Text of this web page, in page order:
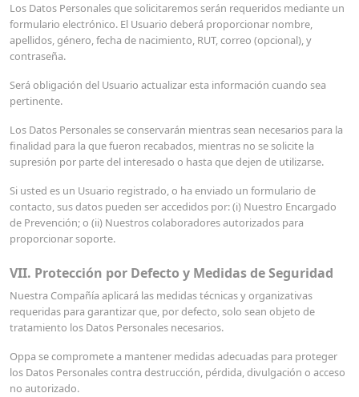
Los Datos Personales que solicitaremos serán requeridos mediante un
formulario electrónico. El Usuario deberá proporcionar nombre,
apellidos, género, fecha de nacimiento, RUT, correo (opcional), y
contraseña.
Será obligación del Usuario actualizar esta información cuando sea
pertinente.
Los Datos Personales se conservarán mientras sean necesarios para la
finalidad para la que fueron recabados, mientras no se solicite la
supresión por parte del interesado o hasta que dejen de utilizarse.
Si usted es un Usuario registrado, o ha enviado un formulario de
contacto, sus datos pueden ser accedidos por: (i) Nuestro Encargado
de Prevención; o (ii) Nuestros colaboradores autorizados para
proporcionar soporte.
VII. Protección por Defecto y Medidas de Seguridad
Nuestra Compañía aplicará las medidas técnicas y organizativas
requeridas para garantizar que, por defecto, solo sean objeto de
tratamiento los Datos Personales necesarios.
Oppa se compromete a mantener medidas adecuadas para proteger
los Datos Personales contra destrucción, pérdida, divulgación o acceso
no autorizado.